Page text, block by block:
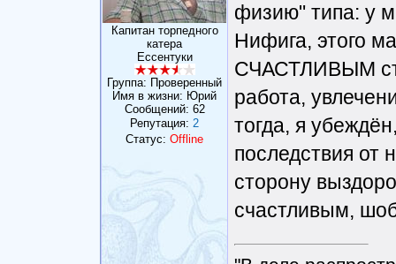
Капитан торпедного
катера
Ессентуки
Группа: Проверенный
Имя в жизни: Юрий
Сообщений: 62
Репутация: 2
Статус: Offline
физию" типа: у
Нифига, этого
СЧАСТЛИВЫМ
работа,
тогда, я
последствия от
сторону
счастливым,